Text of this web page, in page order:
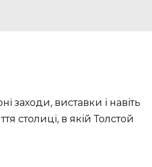
заходи, виставки і навіть
столиці, в якій Толстой